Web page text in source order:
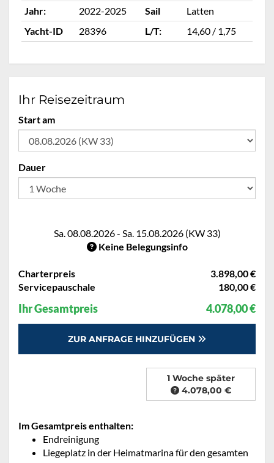
Jahr:
2022-2025 Sail
Latten
Yacht-ID
28396 L/T: 14,60 / 1,75
Ihr Reisezeitraum
Start am
Dauer
Sa. 08.08.2026 - Sa. 15.08.2026 (KW 33)
Keine Belegungsinfo
Charterpreis
3.898,00 €
Servicepauschale
180,00 €
Ihr Gesamtpreis 4.078,00 €
ZUR ANFRAGE HINZUFÜGEN
1 Woche später
4.078,00 €
Im Gesamtpreis enthalten:
Endreinigung
Liegeplatz in der Heimatmarina für den gesamten